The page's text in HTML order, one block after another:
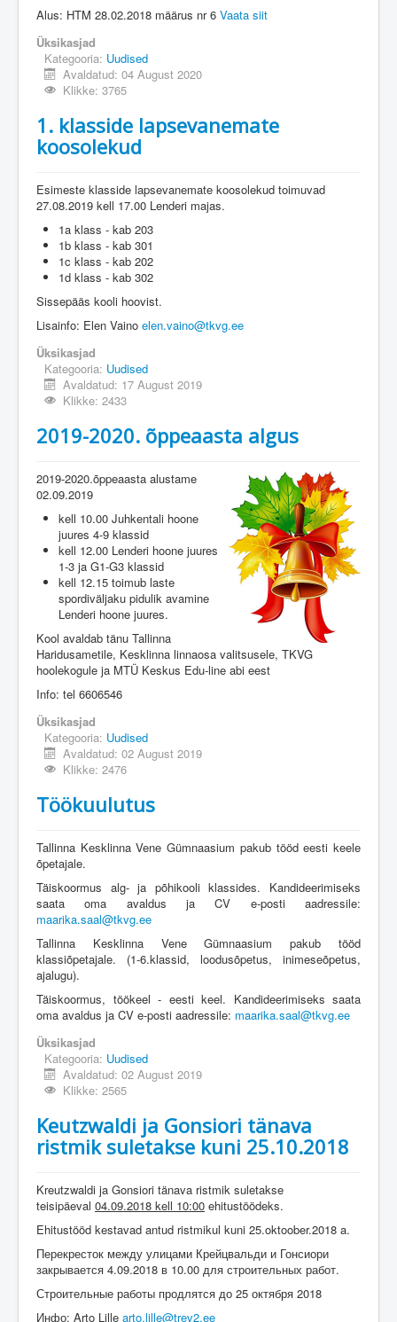
Alus: HTM 28.02.2018 määrus nr 6 Vaata siit
Üksikasjad
Kategooria: Uudised
Avaldatud: 04 August 2020
Klikke: 3765
1. klasside lapsevanemate
koosolekud
Esimeste klasside lapsevanemate koosolekud toimuvad
27.08.2019 kell 17.00 Lenderi majas.
1a klass - kab 203
1b klass - kab 301
1c klass - kab 202
1d klass - kab 302
Sissepääs kooli hoovist.
Lisainfo: Elen Vaino elen.vaino@tkvg.ee
Üksikasjad
Kategooria: Uudised
Avaldatud: 17 August 2019
Klikke: 2433
2019-2020. õppeaasta algus
2019-2020.õppeaasta alustame
02.09.2019
kell 10.00 Juhkentali hoone
juures 4-9 klassid
kell 12.00 Lenderi hoone juures
1-3 ja G1-G3 klassid
kell 12.15 toimub laste
spordiväljaku pidulik avamine
Lenderi hoone juures.
Kool avaldab tänu Tallinna
Haridusametile, Kesklinna linnaosa valitsusele, TKVG
hoolekogule ja MTÜ Keskus Edu-line abi eest
Info: tel 6606546
Üksikasjad
Kategooria: Uudised
Avaldatud: 02 August 2019
Klikke: 2476
Töökuulutus
Tallinna Kesklinna Vene Gümnaasium pakub tööd eesti keele
õpetajale.
Täiskoormus alg- ja põhikooli klassides. Kandideerimiseks
saata oma avaldus ja CV e-posti aadressile:
maarika.saal@tkvg.ee
Tallinna Kesklinna Vene Gümnaasium pakub tööd
klassiõpetajale. (1-6.klassid, loodusõpetus, inimeseõpetus,
ajalugu).
Täiskoormus, töökeel - eesti keel. Kandideerimiseks saata
oma avaldus ja CV e-posti aadressile: maarika.saal@tkvg.ee
Üksikasjad
Kategooria: Uudised
Avaldatud: 02 August 2019
Klikke: 2565
Keutzwaldi ja Gonsiori tänava
ristmik suletakse kuni 25.10.2018
Kreutzwaldi ja Gonsiori tänava ristmik suletakse
teisipäeval 04.09.2018 kell 10:00 ehitustöödeks.
Ehitustööd kestavad antud ristmikul kuni 25.oktoober.2018 a.
Перекресток между улицами Крейцвальди и Гонсиори
закрывается 4.09.2018 в 10.00 для строительных работ.
Строительные работы продлятся до 25 октября 2018
Инфо: Arto Lille arto.lille@trev2.ee